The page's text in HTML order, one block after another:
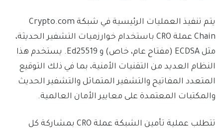
يتم تنفيذ العمليات الرئيسية في شبكة Crypto.com
Chain عملة CRO باستخدام خوارزميات التشفير الحديثة،
مثل ECDSA (مفتاح عام، خاص) و Ed25519. يستخدم هذا
النظام العديد من التقنيات الأمنية، بما في ذلك التوقيع
المتعدد المفاتيح والتشفير المتماثل والتشفير الحديث
والمكتبات المعتمدة على معايير الأمان العالمية.
تتطلب عملية تأمين الشبكة عملة CRO بمشاركة كل